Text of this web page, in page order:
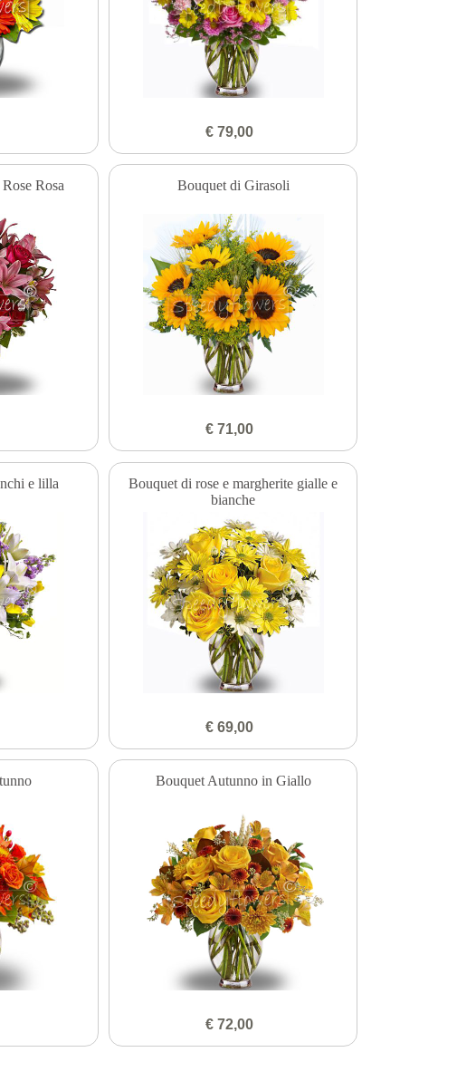
€ 79,00
Rosa Bouquet di Girasoli
€ 71,00
e lilla
Bouquet di rose e margherite gialle e
bianche
€ 69,00
Bouquet Autunno in Giallo
€ 72,00